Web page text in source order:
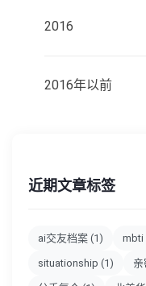
2016
2016年以前
近期文章标签
ai交友档案 (1) mbti
situationship (1) 亲